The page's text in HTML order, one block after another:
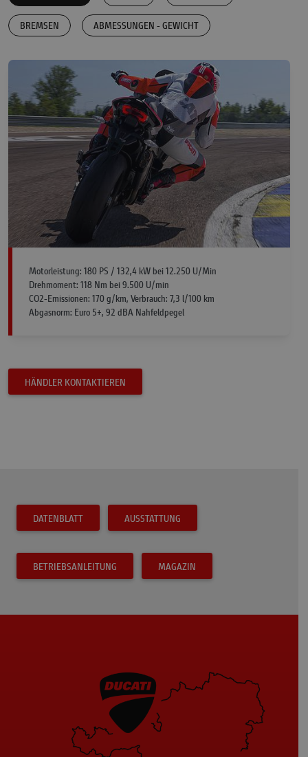
BREMSEN ABMESSUNGEN - GEWICHT
Motorleistung: 180 PS / 132,4 kW bei 12.250 U/Min
Drehmoment: 118 Nm bei 9.500 U/min
CO2-Emissionen: 170 g/km, Verbrauch: 7,3 l/100 km
Abgasnorm: Euro 5+, 92 dBA Nahfeldpegel
HÄNDLER KONTAKTIEREN
DATENBLATT AUSSTATTUNG
BETRIEBSANLEITUNG MAGAZIN